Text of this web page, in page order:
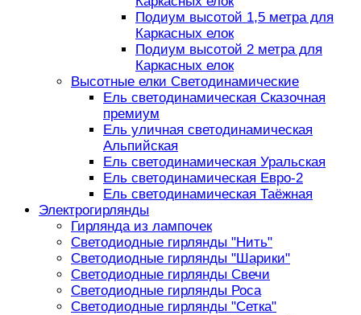
Подиум высотой 1,5 метра для
Каркасных елок
Подиум высотой 2 метра для
Каркасных елок
Высотные елки Светодинамические
Ель светодинамическая Сказочная
премиум
Ель уличная светодинамическая
Альпийская
Ель светодинамическая Уральская
Ель светодинамическая Евро-2
Ель светодинамическая Таёжная
Электрогирлянды
Гирлянда из лампочек
Светодиодные гирлянды "Нить"
Светодиодные гирлянды "Шарики"
Светодиодные гирлянды Свечи
Светодиодные гирлянды Роса
Светодиодные гирлянды "Сетка"